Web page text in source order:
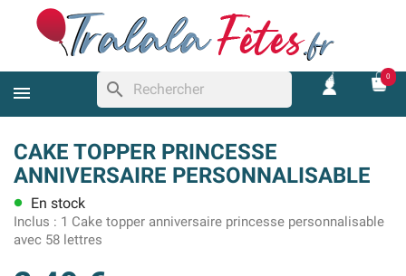
search
0
CAKE TOPPER PRINCESSE
ANNIVERSAIRE PERSONNALISABLE
lens En stock
Inclus : 1 Cake topper anniversaire princesse personnalisable
avec 58 lettres